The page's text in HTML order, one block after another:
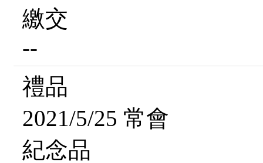
繳交
--
禮品
2021/5/25 常會
紀念品